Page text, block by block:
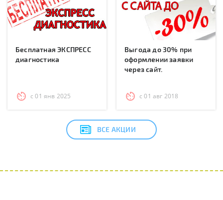
Бесплатная ЭКСПРЕСС
диагностика
с 01 янв 2025
Выгода до 30% при
оформлении заявки
через сайт.
с 01 авг 2018
ВСЕ АКЦИИ